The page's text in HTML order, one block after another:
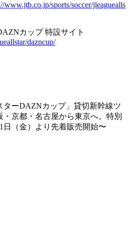
www.jtb.co.jp/sports/soccer/jleaguealls
カップ 特設サイト
dazncup/
ターDAZNカップ」貸切新幹線ツ
・京都・名古屋から東京へ。特別
日（金）より先着販売開始〜